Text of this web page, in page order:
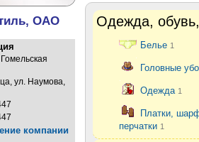
ОАО
Гомельская
ул. Наумова,
компании
Одежда,
Белье 1
Головные
Одежда 1
Платки,
перчатки 1